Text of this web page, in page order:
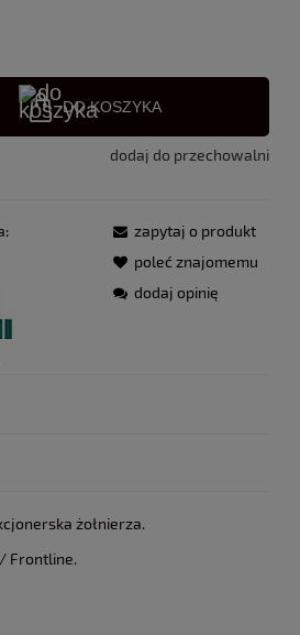
DO KOSZYKA
dodaj do przechowalni
zapytaj o produkt
poleć znajomemu
dodaj opinię
żołnierza.
Frontline.